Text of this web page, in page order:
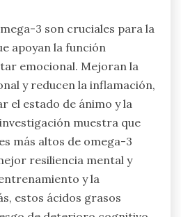
y el ginseng
para los atletas.
la resistencia y reduce
mejora la resiliencia al
recuperación. El ginseng
energía y la función
apoyan la
para el rendimiento